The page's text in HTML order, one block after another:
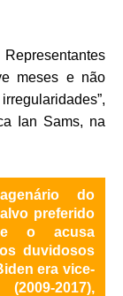
meses e não
Ian Sams, na
do
preferido
o acusa
duvidosos
era vice-
2017),